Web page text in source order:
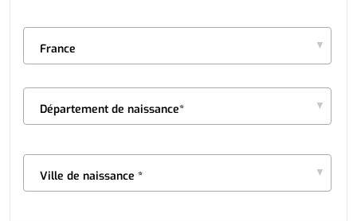
France
Département de naissance*
Ville de naissance *